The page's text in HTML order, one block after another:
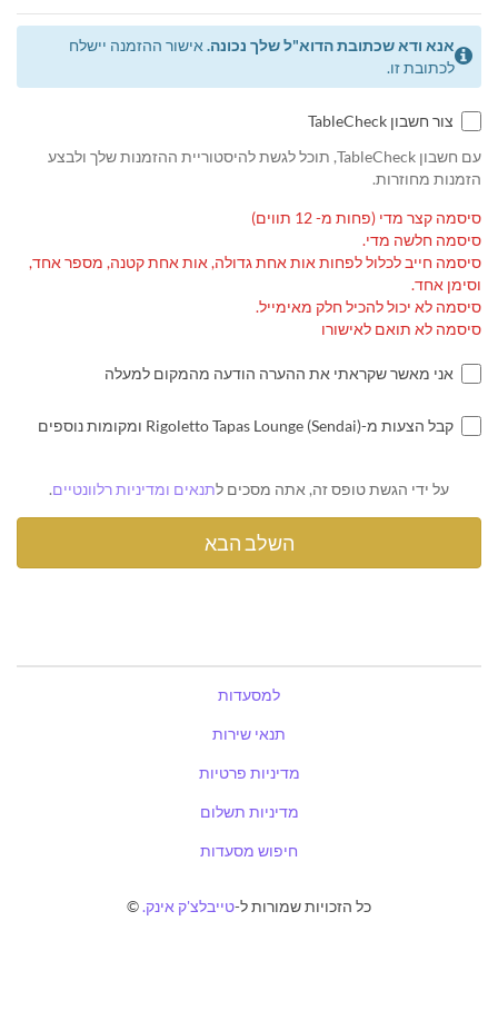
אנא ודא שכתובת הדוא"ל שלך נכונה. אישור ההזמנה יישלח
לכתובת זו.
צור חשבון TableCheck
עם חשבון TableCheck, תוכל לגשת להיסטוריית ההזמנות שלך ולבצע
הזמנות מחוזרות.
סיסמה קצר מדי (פחות מ- 12 תווים)
סיסמה חלשה מדי.
סיסמה חייב לכלול לפחות אות אחת גדולה, אות אחת קטנה, מספר אחד,
וסימן אחד.
סיסמה לא יכול להכיל חלק מאימייל.
סיסמה לא תואם לאישורו
אני מאשר שקראתי את ההערה הודעה מהמקום למעלה
קבל הצעות מ-Rigoletto Tapas Lounge (Sendai) ומקומות נוספים
על ידי הגשת טופס זה, אתה מסכים לתנאים ומדיניות רלוונטיים.
למסעדות
תנאי שירות
מדיניות פרטיות
מדיניות תשלום
חיפוש מסעדות
כל הזכויות שמורות ל-טייבלצ'ק אינק.©